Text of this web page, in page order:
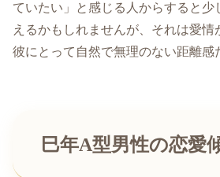
ていたい」と感じる人からすると少
えるかもしれませんが、それは愛情
彼にとって自然で無理のない距離感
巳年A型男性の恋愛